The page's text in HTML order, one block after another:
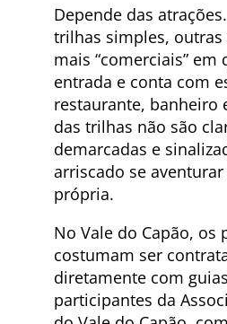
Depende das
trilhas simples, outras
mais “comerciais” em
entrada e conta com
restaurante, banheiro
das trilhas não são
demarcadas e
arriscado se
própria.
No Vale do Capão, os
costumam ser
diretamente com
participantes da